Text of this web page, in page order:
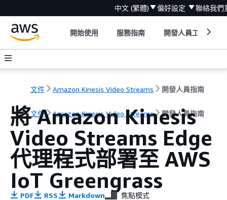
中文 (繁體) 偏好設定 聯絡我們
開始使用 服務指南 開發人員工具
文件 Amazon Kinesis Video Streams 開發人員指南
文件 Amazon Kinesis Video Streams 開發人員指南
將 Amazon Kinesis
Video Streams Edge
代理程式部署至 AWS
IoT Greengrass
PDF RSS Markdown 焦點模式